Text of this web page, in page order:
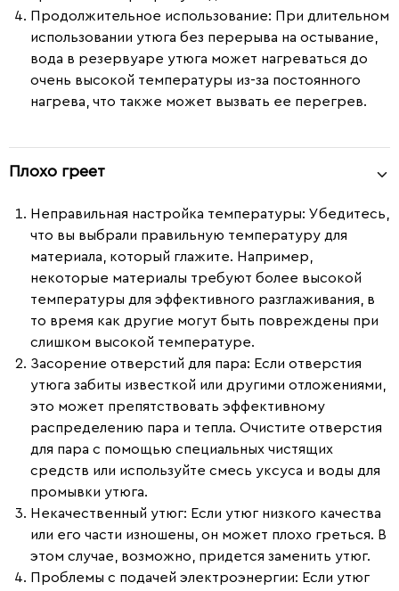
Продолжительное использование: При длительном
использовании утюга без перерыва на остывание,
вода в резервуаре утюга может нагреваться до
очень высокой температуры из-за постоянного
нагрева, что также может вызвать ее перегрев.
Плохо греет
Неправильная настройка температуры: Убедитесь,
что вы выбрали правильную температуру для
материала, который глажите. Например,
некоторые материалы требуют более высокой
температуры для эффективного разглаживания, в
то время как другие могут быть повреждены при
слишком высокой температуре.
Засорение отверстий для пара: Если отверстия
утюга забиты известкой или другими отложениями,
это может препятствовать эффективному
распределению пара и тепла. Очистите отверстия
для пара с помощью специальных чистящих
средств или используйте смесь уксуса и воды для
промывки утюга.
Некачественный утюг: Если утюг низкого качества
или его части изношены, он может плохо греться. В
этом случае, возможно, придется заменить утюг.
Проблемы с подачей электроэнергии: Если утюг